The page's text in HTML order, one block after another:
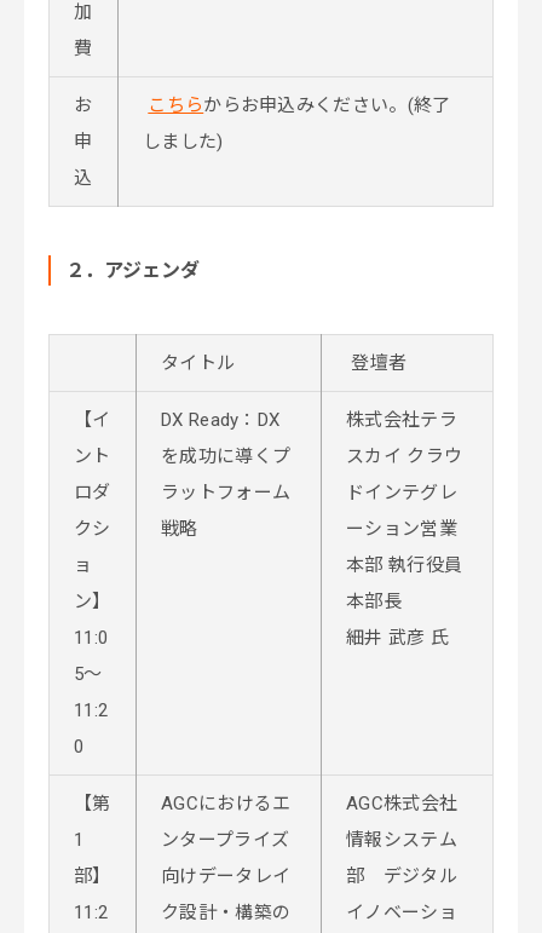
加
費
お
申
込
こちらからお申込みください。(終了
しました)
２．アジェンダ
タイトル 登壇者
【イ
ント
ロダ
クシ
ョ
ン】
11:0
5～
11:2
0
DX Ready：DX
を成功に導くプ
ラットフォーム
戦略
株式会社テラ
スカイ クラウ
ドインテグレ
ーション営業
本部 執行役員
本部長
細井 武彦 氏
【第
1
部】
11:2
AGCにおけるエ
ンタープライズ
向けデータレイ
ク設計・構築の
AGC株式会社
情報システム
部 デジタル
イノベーショ